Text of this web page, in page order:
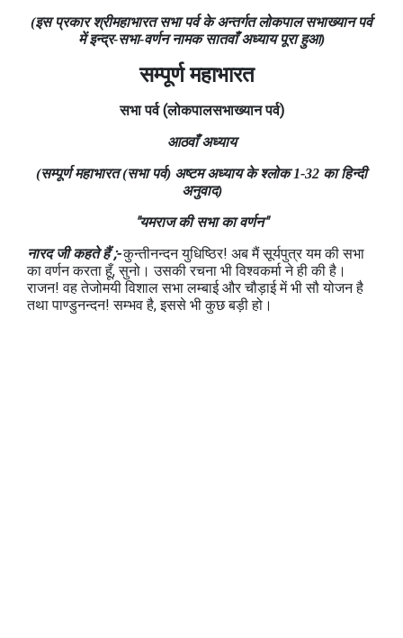
(इस प्रकार श्रीमहाभारत सभा पर्व के अन्तर्गत लोकपाल सभाख्यान पर्व
में इन्द्र-सभा-वर्णन नामक सातवाँ अध्याय पूरा हुआ)
सम्पूर्ण महाभारत
सभापर्व(लोकपालसभाख्यानपर्व)
आठवाँ अध्याय
(सम्पूर्ण महाभारत (सभा पर्व) अष्टम अध्याय के श्लोक 1-32 का हिन्दी
अनुवाद)
"यमराज की सभा का वर्णन"
नारद जी कहते हैं ;-कुन्तीनन्दन युधिष्ठिर! अब मैं सूर्यपुत्र यम की सभा
का वर्णन करता हूँ, सुनो। उसकी रचना भी विश्वकर्मा ने ही की है।
राजन! वह तेजोमयी विशाल सभा लम्बाई और चौड़ाई में भी सौ योजन है
तथा पाण्डुनन्दन! सम्भव है, इससे भी कुछ बड़ी हो।